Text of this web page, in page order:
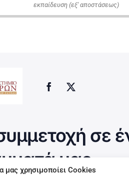
μας χρησιμοποίει Cookies
εκπαίδευση (εξ' αποστάσεως)
σε
μας